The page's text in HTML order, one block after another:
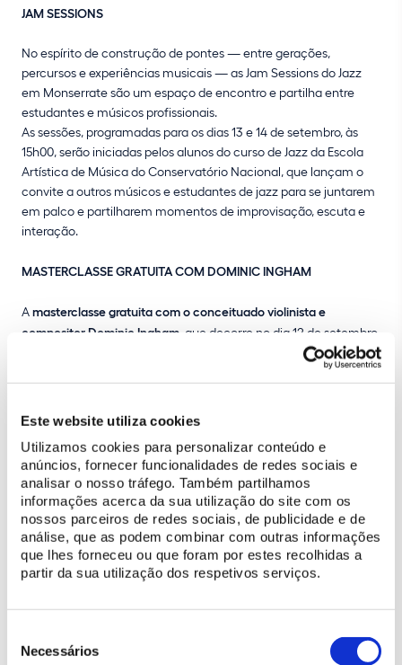
Este website utiliza cookies
Utilizamos cookies para personalizar conteúdo e
anúncios, fornecer funcionalidades de redes sociais e
analisar o nosso tráfego. Também partilhamos
informações acerca da sua utilização do site com os
nossos parceiros de redes sociais, de publicidade e de
análise, que as podem combinar com outras informações
que lhes forneceu ou que foram por estes recolhidas a
partir da sua utilização dos respetivos serviços.
Necessários
JAM SESSIONS
No espírito de construção de pontes — entre gerações,
percursos e experiências musicais — as Jam Sessions do Jazz
em Monserrate são um espaço de encontro e partilha entre
estudantes e músicos profissionais.
As sessões, programadas para os dias 13 e 14 de setembro, às
15h00, serão iniciadas pelos alunos do curso de Jazz da Escola
Artística de Música do Conservatório Nacional, que lançam o
convite a outros músicos e estudantes de jazz para se juntarem
em palco e partilharem momentos de improvisação, escuta e
interação.
MASTERCLASSE GRATUITA COM DOMINIC INGHAM
Amasterclasse gratuita com o conceituado violinista e
compositor Dominic Ingham , que decorre no dia 12 de setembro,
às 15h00, é uma oportunidade para músicos em formação e
profissionais descobrirem novas ferramentas criativas num
A sessão, durante a qual, o artista vai partilhar processos de
composição, improvisação e interpretação de repertório original
em grupo, será moldada de forma aberta e flexível, podendo
seguir diferentes direções consoante os interesses e
necessidades dos participantes. Um dos focos recorrentes no
trabalho de Dominic é a ligação profunda ao instrumento
através da voz — uma abordagem que promove maior
consciência musical e expressividade, e que será certamente
linguagem jazz em instrumentos não convencionais, refletindo